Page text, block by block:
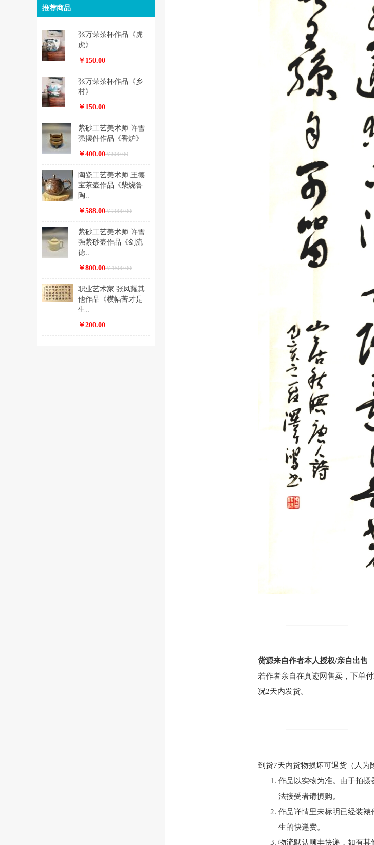
推荐商品
张万荣茶杯作品《虎
虎》
￥150.00
张万荣茶杯作品《乡
村》
￥150.00
紫砂工艺美术师 许雪
强摆件作品《香炉》
￥400.00￥800.00
陶瓷工艺美术师 王德
宝茶壶作品《柴烧鲁
陶..
￥588.00￥2000.00
紫砂工艺美术师 许雪
强紫砂壶作品《剑流
德..
￥800.00￥1500.00
职业艺术家 张凤耀其
他作品《横幅苦才是
生..
￥200.00
货源来自作者本人授权/亲自出售
若作者亲自在真迹网售卖，下单
况2天内发货。
到货7天内货物损坏可退货（人为
作品以实物为准。由于拍
法接受者请慎购。
作品详情里未标明已经装
生的快递费。
物流默认顺丰快递，如有其